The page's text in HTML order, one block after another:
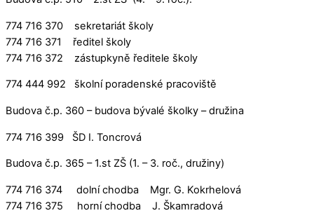
774 716 370 sekretariát školy
774 716 371 ředitel školy
774 716 372 zástupkyně ředitele školy
774 444 992 školní poradenské pracoviště
Budova č.p. 360 – budova bývalé školky – družina
774 716 399 ŠD I. Toncrová
Budova č.p. 365 – 1.st ZŠ (1. – 3. roč., družiny)
774 716 374 dolní chodba Mgr. G. Kokrhelová
774 716 375 horní chodba J. Škamradová